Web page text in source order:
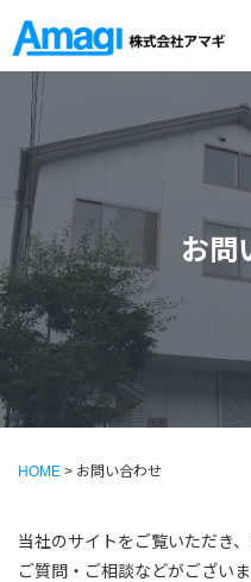
お問
HOME > お問い合わせ
当社のサイトをご覧いただき
ご質問・ご相談などがござい